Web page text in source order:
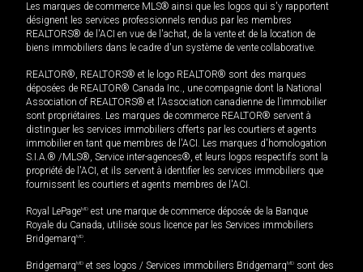
Les marques de commerce MLS® ainsi que les logos qui s'y rapportent
désignent les services professionnels rendus par les membres
REALTORS® de l'ACI en vue de l'achat, de la vente et de la location de
biens immobiliers dans le cadre d'un système de vente collaborative.
REALTOR®, REALTORS® et le logo REALTOR® sont des marques
déposées de REALTOR® Canada Inc., une compagnie dont la National
Association of REALTORS® et l'Association canadienne de l’immobilier
sont propriétaires. Les marques de commerce REALTOR® servent à
distinguer les services immobiliers offerts par les courtiers et agents
immobilier en tant que membres de l'ACI. Les marques d'homologation
S.I.A.® /MLS®, Service inter-agences®, et leurs logos respectifs sont la
propriété de l'ACI, et ils servent à identifier les services immobiliers que
fournissent les courtiers et agents membres de l'ACI.
Royal LePageMD est une marque de commerce déposée de la Banque
Royale du Canada, utilisée sous licence par les Services immobiliers
BridgemarqMD.
BridgemarqMD et ses logos / Services immobiliers BridgemarqMD sont des